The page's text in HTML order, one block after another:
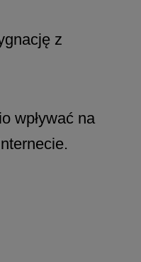
z
wpływać na